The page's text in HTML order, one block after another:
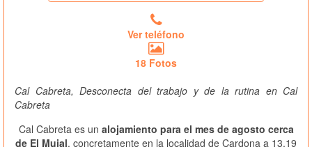
Ver teléfono
18 Fotos
Cal Cabreta, Desconecta del trabajo y de la rutina en Cal
Cabreta
Cal Cabreta es un alojamiento para el mes de agosto cerca
de El Mujal, concretamente en la localidad de Cardona a 13.19